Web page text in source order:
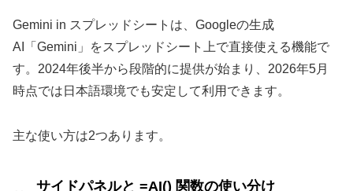
Gemini in スプレッドシートは、Googleの生成
AI「Gemini」をスプレッドシート上で直接使える機能で
す。2024年後半から段階的に提供が始まり、2026年5月
時点では日本語環境でも安定して利用できます。
主な使い方は2つあります。
サイドパネルと =AI() 関数の使い分け